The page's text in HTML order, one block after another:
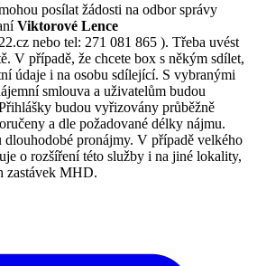
posílat žádosti na odbor správy
Viktorové Lence
nebo tel: 271 081 865 ). Třeba uvést
V případě, že chcete box s někým sdílet,
údaje i na osobu sdílející. S vybranými
smlouva a uživatelům budou
budou vyřizovány průběžně
a dle požadované délky nájmu.
pronájmy. V případě velkého
o rozšíření této služby i na jiné lokality,
zastávek MHD.